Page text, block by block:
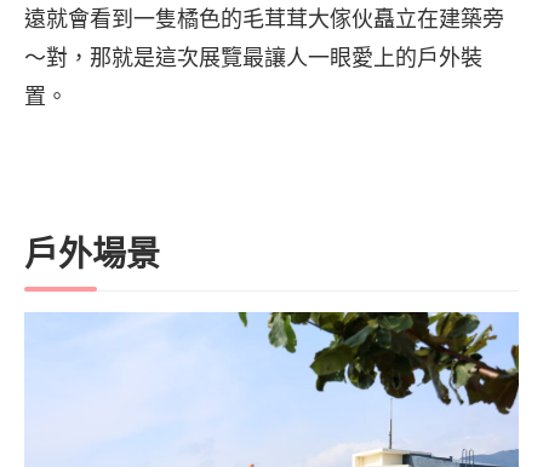
遠就會看到一隻橘色的毛茸茸大傢伙矗立在建築旁
～對，那就是這次展覽最讓人一眼愛上的戶外裝
置。
戶外場景